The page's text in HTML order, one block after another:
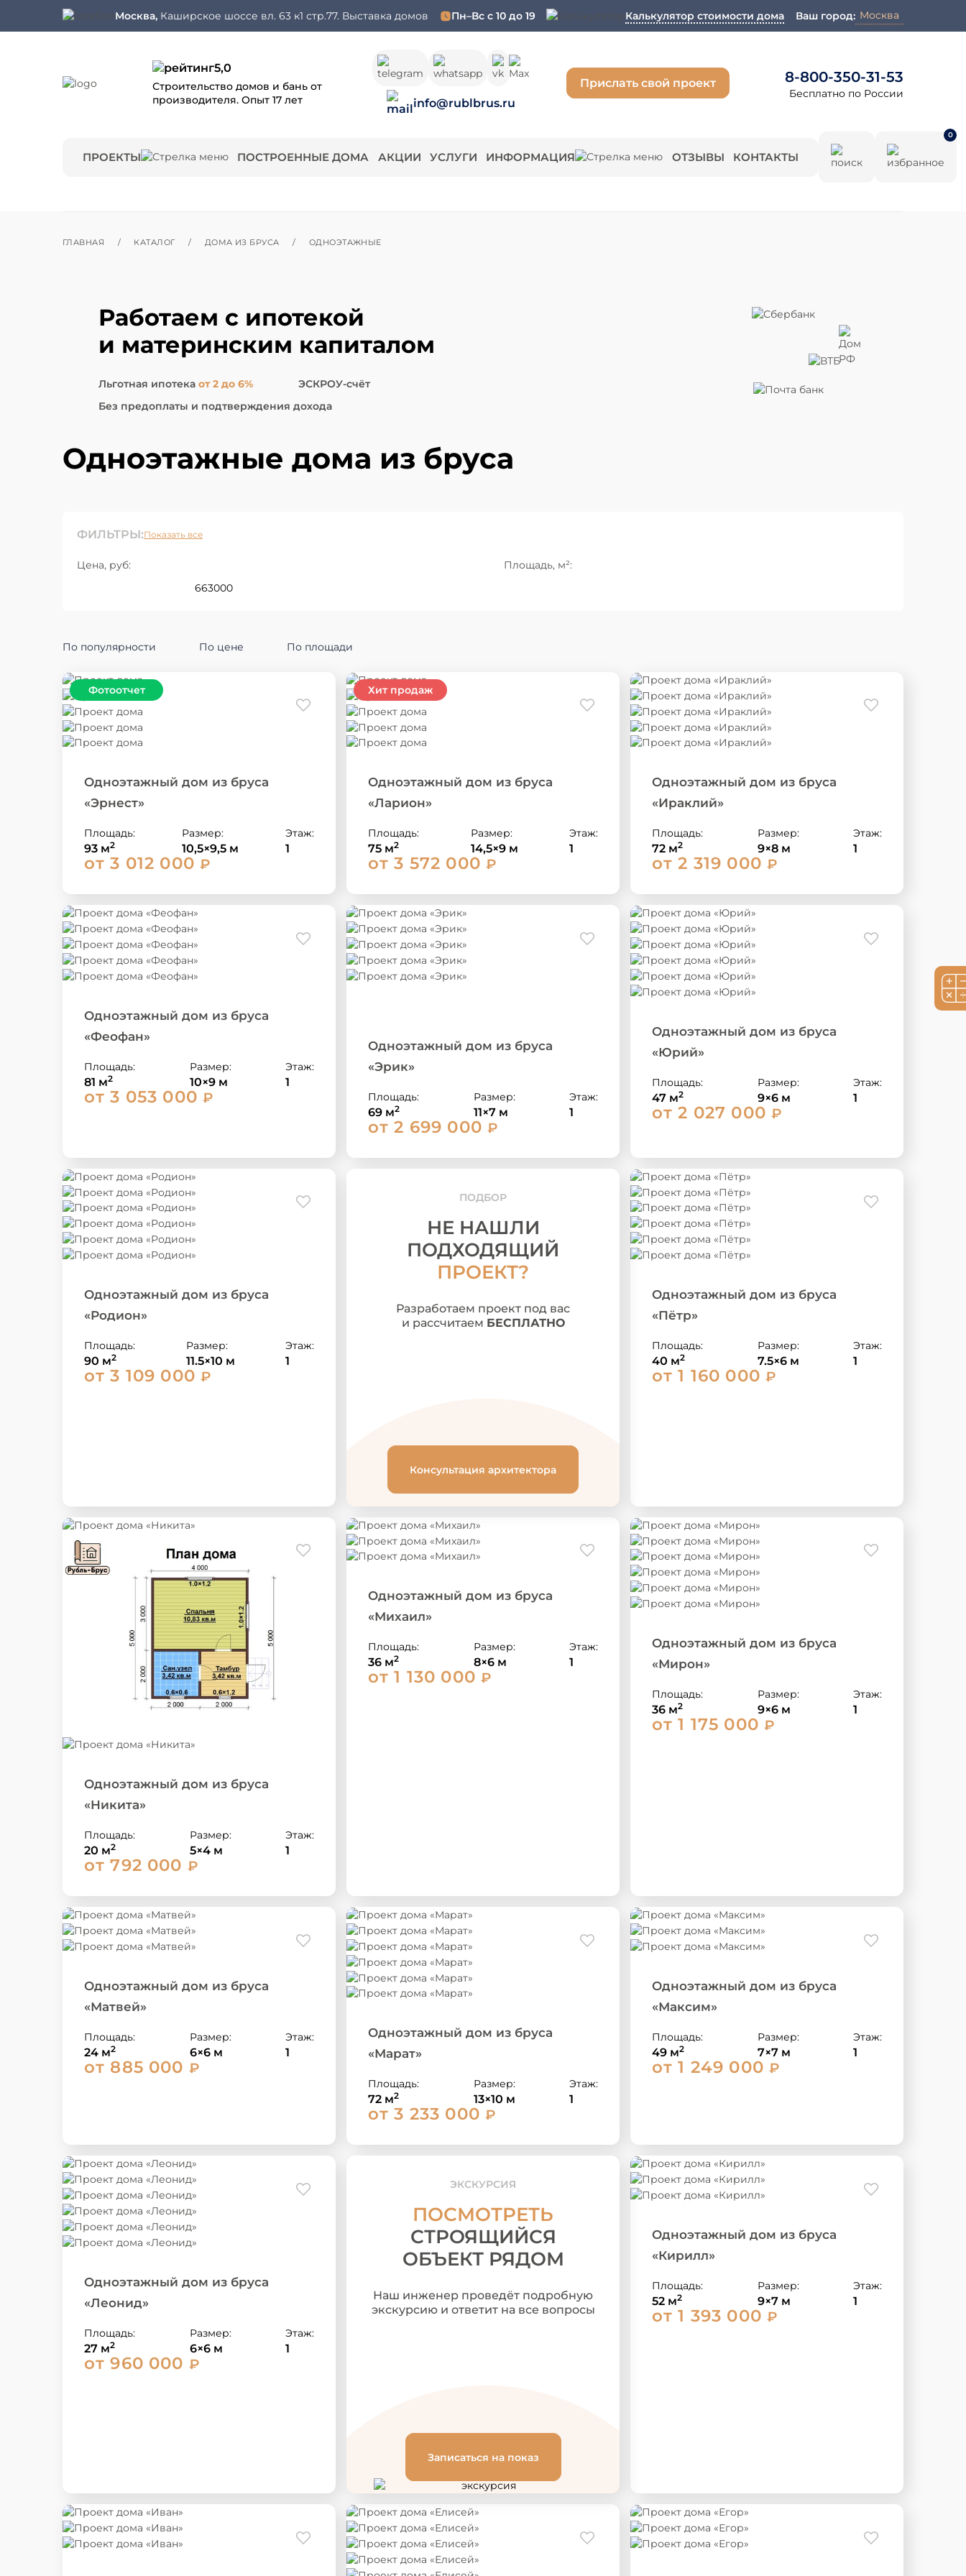
Москва, Каширское шоссе вл. 63 к1 стр.77. Выставка домов Пн–Вс с 10 до 19 Калькулятор стоимости дома Ваш город: Москва
5,0
Строительство домов и бань от
производителя. Опыт 17 лет
info@rublbrus.ru
Прислать свой проект 8-800-350-31-53
Бесплатно по России
ПРОЕКТЫ ПОСТРОЕННЫЕ ДОМА АКЦИИ УСЛУГИ ИНФОРМАЦИЯ ОТЗЫВЫ КОНТАКТЫ
0
ГЛАВНАЯ / КАТАЛОГ / ДОМА ИЗ БРУСА / ОДНОЭТАЖНЫЕ
Работаем с ипотекой
и материнским капиталом
Льготная ипотека от 2 до 6%
ЭСКРОУ-счёт
Без предоплаты и подтверждения дохода
Одноэтажные дома из бруса
ФИЛЬТРЫ:Показать все
Цена, руб: Площадь, м²:
По популярности По цене По площади
Одноэтажный дом из бруса
«Эрнест»
Площадь:
93 м2
Размер:
10,5×9,5 м
Этаж:
1
от 3 012 000 ₽
Одноэтажный дом из бруса
«Ларион»
Площадь:
75 м2
Размер:
14,5×9 м
Этаж:
1
от 3 572 000 ₽
Одноэтажный дом из бруса
«Ираклий»
Площадь:
72 м2
Размер:
9×8 м
Этаж:
1
от 2 319 000 ₽
Одноэтажный дом из бруса
«Феофан»
Площадь:
81 м2
Размер:
10×9 м
Этаж:
1
от 3 053 000 ₽
Одноэтажный дом из бруса
«Эрик»
Площадь:
69 м2
Размер:
11×7 м
Этаж:
1
от 2 699 000 ₽
Одноэтажный дом из бруса
«Юрий»
Площадь:
47 м2
Размер:
9×6 м
Этаж:
1
от 2 027 000 ₽
Одноэтажный дом из бруса
«Родион»
Площадь:
90 м2
Размер:
11.5×10 м
Этаж:
1
от 3 109 000 ₽
ПОДБОР
НЕ НАШЛИ
ПОДХОДЯЩИЙ
ПРОЕКТ?
Разработаем проект под вас
и рассчитаем БЕСПЛАТНО
Консультация архитектора
Одноэтажный дом из бруса
«Пётр»
Площадь:
40 м2
Размер:
7.5×6 м
Этаж:
1
от 1 160 000 ₽
Одноэтажный дом из бруса
«Никита»
Площадь:
20 м2
Размер:
5×4 м
Этаж:
1
от 792 000 ₽
Одноэтажный дом из бруса
«Михаил»
Площадь:
36 м2
Размер:
8×6 м
Этаж:
1
от 1 130 000 ₽
Одноэтажный дом из бруса
«Мирон»
Площадь:
36 м2
Размер:
9×6 м
Этаж:
1
от 1 175 000 ₽
Одноэтажный дом из бруса
«Матвей»
Площадь:
24 м2
Размер:
6×6 м
Этаж:
1
от 885 000 ₽
Одноэтажный дом из бруса
«Марат»
Площадь:
72 м2
Размер:
13×10 м
Этаж:
1
от 3 233 000 ₽
Одноэтажный дом из бруса
«Максим»
Площадь:
49 м2
Размер:
7×7 м
Этаж:
1
от 1 249 000 ₽
Одноэтажный дом из бруса
«Леонид»
Площадь:
27 м2
Размер:
6×6 м
Этаж:
1
от 960 000 ₽
ЭКСКУРСИЯ
ПОСМОТРЕТЬ
СТРОЯЩИЙСЯ
ОБЪЕКТ РЯДОМ
Наш инженер проведёт подробную
экскурсию и ответит на все вопросы
Записаться на показ
Одноэтажный дом из бруса
«Кирилл»
Площадь:
52 м2
Размер:
9×7 м
Этаж:
1
от 1 393 000 ₽